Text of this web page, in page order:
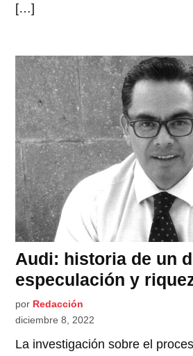
[…]
Audi: historia de un
especulación y
por Redacción
diciembre 8, 2022
La investigación sobre el